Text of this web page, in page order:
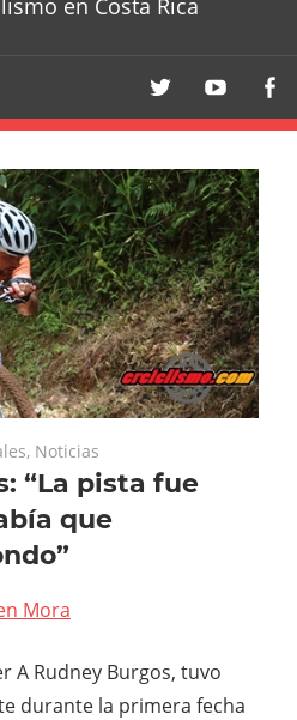
en Costa Rica
, Noticias
“La pista fue
que
Mora
A Rudney Burgos, tuvo
durante la primera fecha